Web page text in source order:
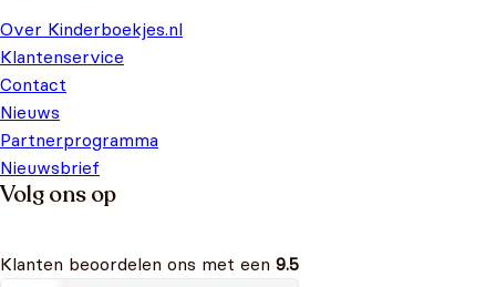
Over Kinderboekjes.nl
Klantenservice
Contact
Nieuws
Partnerprogramma
Nieuwsbrief
Volg ons op
Klanten beoordelen ons met een 9.5